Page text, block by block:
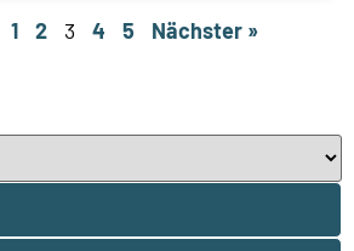
1 2 3 4 5 Nächster »